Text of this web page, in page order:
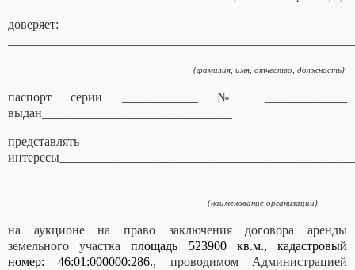
доверяет:
(фамилия, имя, отчество, должность)
паспорт серии ____________ № _____________
выдан______________________________
представлять
(наименование организации)
на аукционе на право заключения договора аренды
земельного участкаплощадь 523900 кв.м., кадастровый
номер: 46:01:000000:286., проводимом Администрацией